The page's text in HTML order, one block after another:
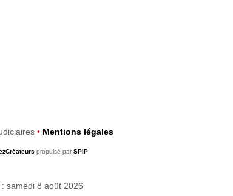
• Mentions légales
propulsé par SPIP
samedi 8 août 2026